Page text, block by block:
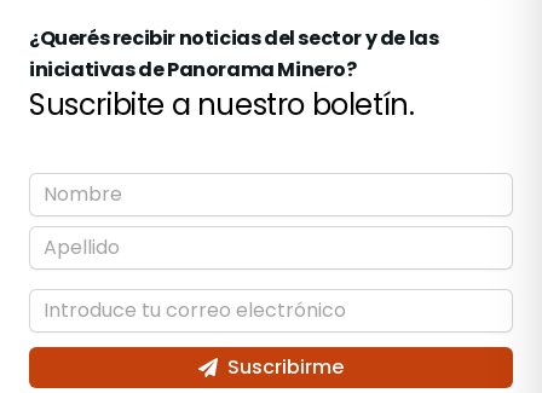
¿Querés recibir noticias del sector y de las
iniciativas de Panorama Minero?
Suscribite a nuestro boletín.
Suscribirme